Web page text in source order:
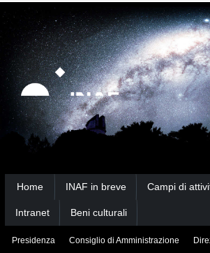
Strumenti
personali
Salta
contenuti.
|
Salta
alla
navigazione
Ricerca
avanzata…
Home INAF in breve Campi di
Intranet Beni culturali
Presidenza Consiglio di Amministrazione